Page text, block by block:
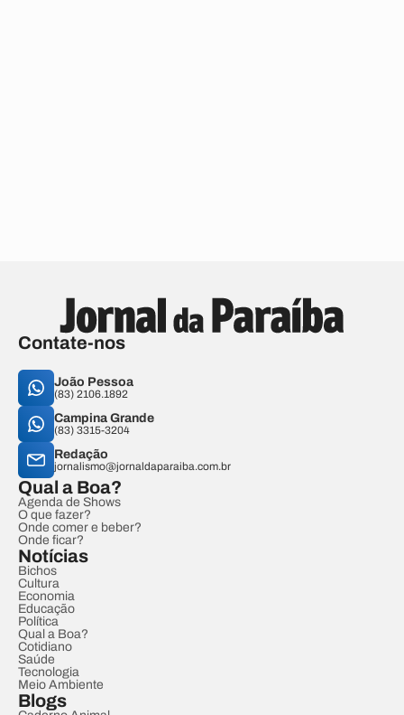
Contate-nos
João Pessoa
(83) 2106.1892
Campina Grande
(83) 3315-3204
Redação
jornalismo@jornaldaparaiba.com.br
Qual a Boa?
Agenda de Shows
O que fazer?
Onde comer e beber?
Onde ficar?
Notícias
Bichos
Cultura
Economia
Educação
Política
Qual a Boa?
Cotidiano
Saúde
Tecnologia
Meio Ambiente
Blogs